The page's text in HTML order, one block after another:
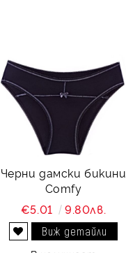
Черни дамски бикини
Comfy
€5.01
9.80лв.
Виж детайли